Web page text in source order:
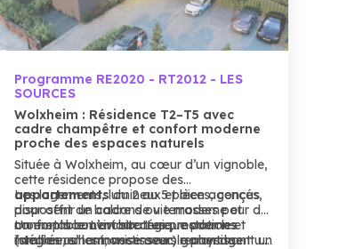
Programme RE2020 - RT2012 - LES
SOURCES
Wolxheim : Résidence T2–T5 avec
cadre champêtre et confort moderne
proche des espaces naturels
Située à Wolxheim, au cœur d’un vignoble,
cette résidence propose des
appartementsdu 2 au 5 pièces, conçus
pour offrir un cadre de vie moderne et
confortable. L’architecture, moderne et
intégrée, s’harmonise avec le paysage
Les logements, lumineux et bien agencés,
disposent de balcons ou terrasses pour des
moments conviviaux. Les prestations
(stationnement, ascenseur) garantissent un
Un emplacement stratégique pour les
familles ou les investisseurs recherchant un